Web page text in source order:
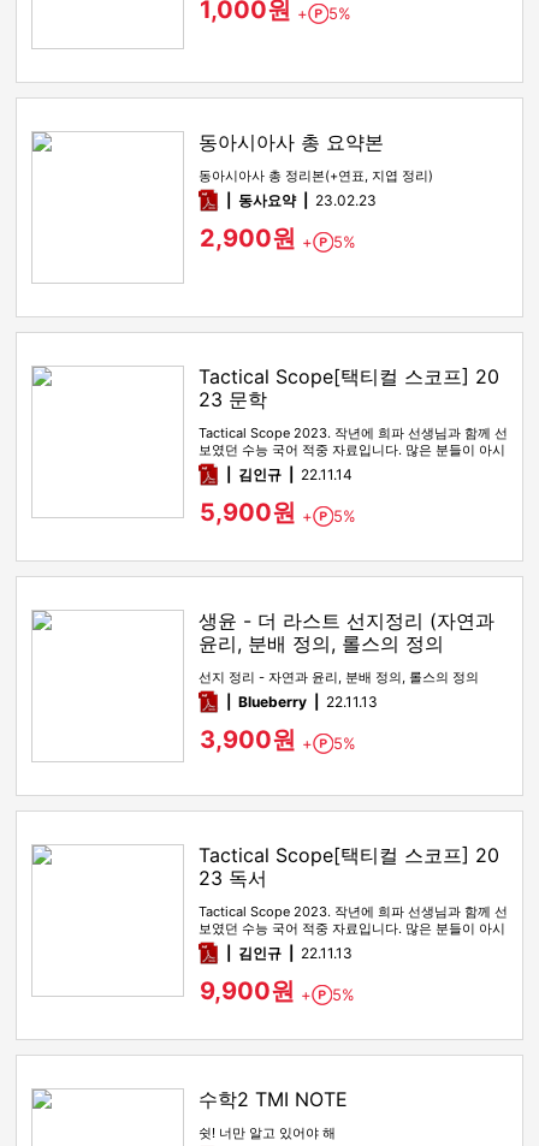
1,000원 + Point
5%
동아시아사 총 요약본
동아시아사 총 정리본(+연표, 지엽 정리)
pdf동사요약 23.02.23
2,900원 + Point
5%
Tactical Scope[택티컬 스코프] 20
23 문학
Tactical Scope 2023. 작년에 희파 선생님과 함께 선
보였던 수능 국어 적중 자료입니다. 많은 분들이 아시
다시피…
pdf김인규 22.11.14
5,900원 + Point
5%
생윤 - 더 라스트 선지정리 (자연과
윤리, 분배 정의, 롤스의 정의
선지 정리 - 자연과 윤리, 분배 정의, 롤스의 정의
pdfBlueberry 22.11.13
3,900원 + Point
5%
Tactical Scope[택티컬 스코프] 20
23 독서
Tactical Scope 2023. 작년에 희파 선생님과 함께 선
보였던 수능 국어 적중 자료입니다. 많은 분들이 아시
다시피…
pdf김인규 22.11.13
9,900원 + Point
5%
수학2 TMI NOTE
쉿! 너만 알고 있어야 해